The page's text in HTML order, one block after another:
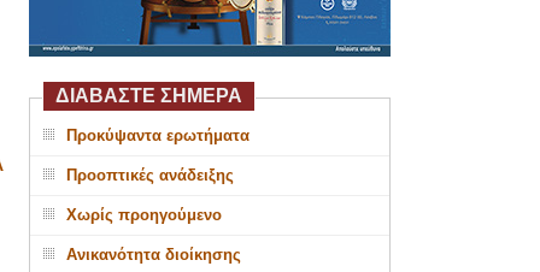
ΔΙΑΒΑΣΤΕ ΣΗΜΕΡΑ
Προκύψαντα ερωτήματα
Προοπτικές ανάδειξης
Χωρίς προηγούμενο
Ανικανότητα διοίκησης